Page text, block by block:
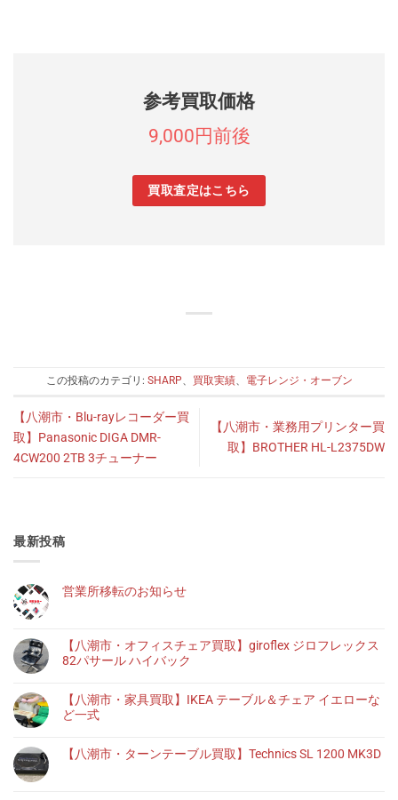
参考買取価格
9,000円前後
買取査定はこちら
この投稿のカテゴリ: SHARP、 買取実績、 電子レンジ・オーブン
【八潮市・Blu-rayレコーダー買
取】Panasonic DIGA DMR-
4CW200 2TB 3チューナー
【八潮市・業務用プリンター買
取】BROTHER HL-L2375DW
最新投稿
営業所移転のお知らせ
【八潮市・オフィスチェア買取】giroflex ジロフレックス
82パサール ハイバック
【八潮市・家具買取】IKEA テーブル＆チェア イエローな
ど一式
【八潮市・ターンテーブル買取】Technics SL 1200 MK3D